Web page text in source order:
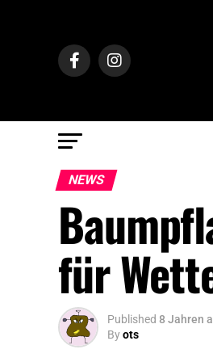
NEWS
für
Published 8 Jahren
Byots